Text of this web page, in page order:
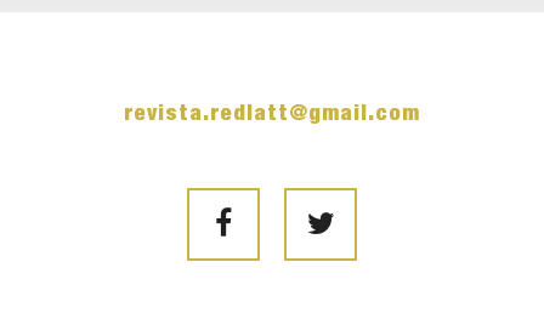
revista.redlatt@gmail.com